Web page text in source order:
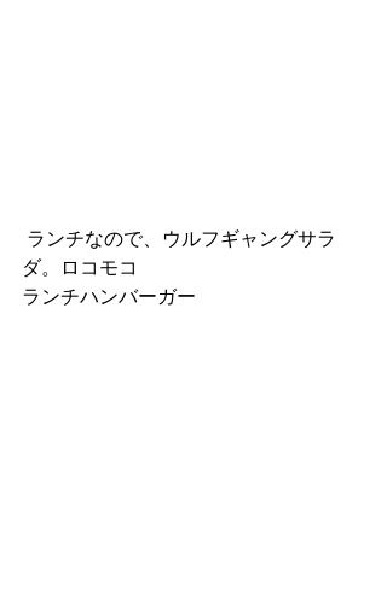
ダ。ロコモコ
ランチハンバーガー